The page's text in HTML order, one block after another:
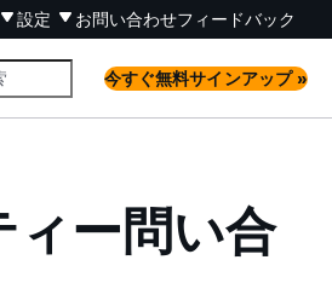
設定 お問い合わせフィードバック
今すぐ無料サインアップ »
ー問い合